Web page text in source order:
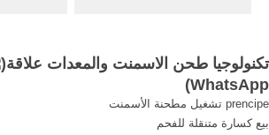
... والمعدات ...
تكنولوجيا طحن الاسمنت والمعدات علاقة(
WhatsApp
)
prencipe تشغيل مطحنة الأسمنت
بيع كسارة متنقلة للفحم